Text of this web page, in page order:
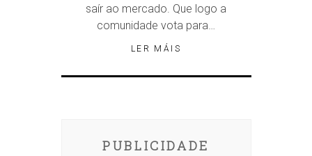
saír ao mercado. Que logo a
comunidade vota para…
LER MÁIS
PUBLICIDADE